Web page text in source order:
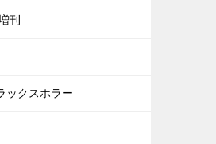
刊
ックスホラー